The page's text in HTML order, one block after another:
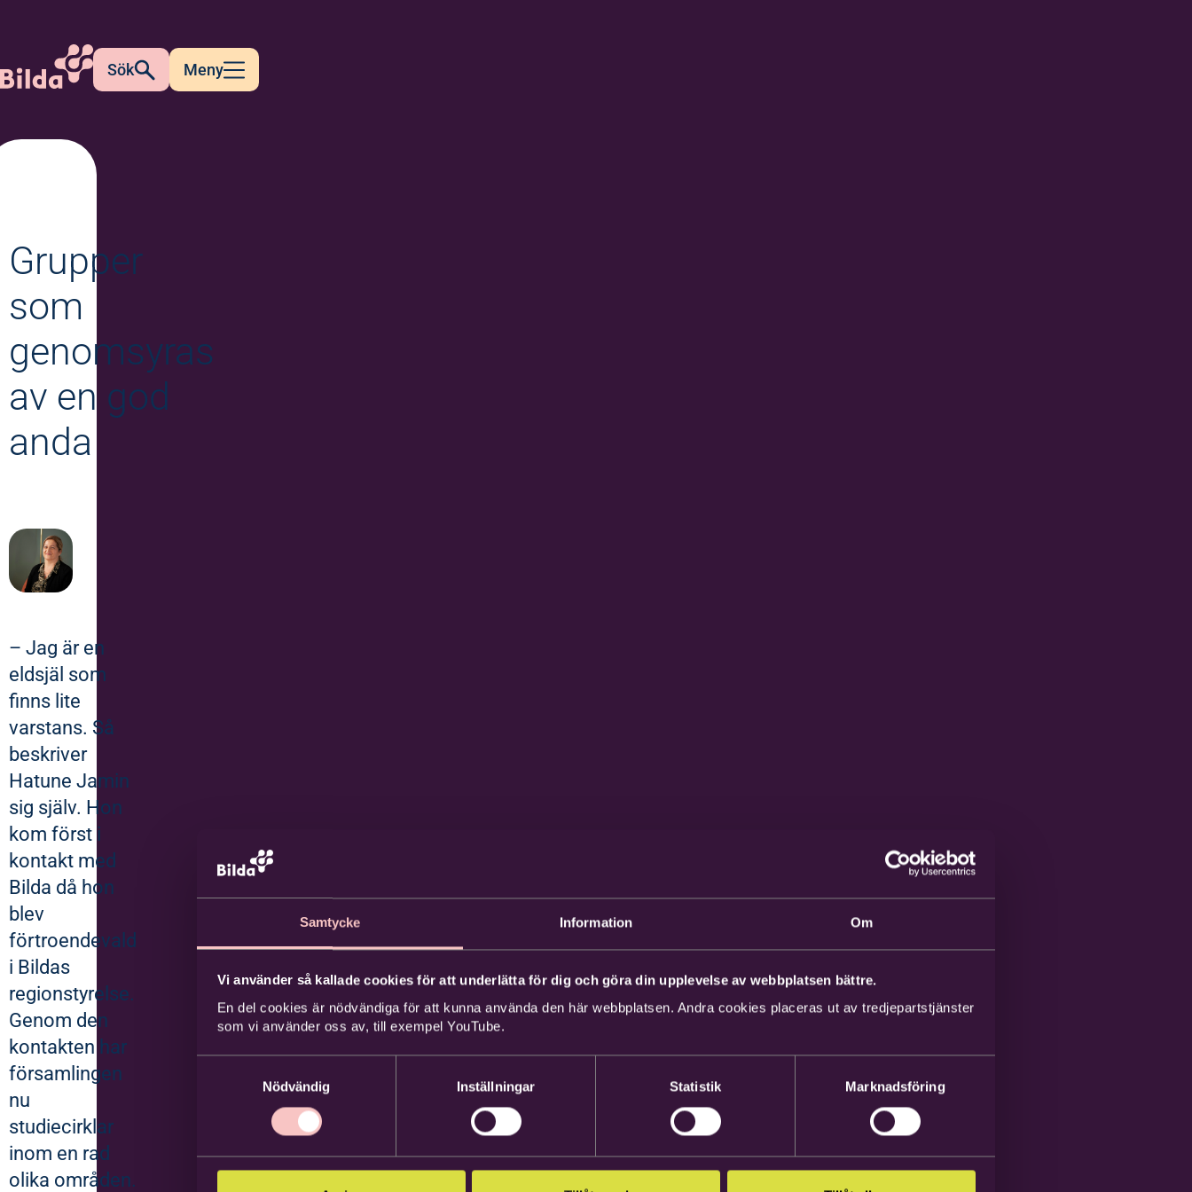
Samtycke Information Om
Vi använder så kallade cookies för att underlätta för dig och göra din upplevelse av webbplatsen bättre.
En del cookies är nödvändiga för att kunna använda den här webbplatsen. Andra cookies placeras ut av tredjepartstjänster
som vi använder oss av, till exempel YouTube.
Nödvändig
Inställningar Statistik Marknadsföring
Sök Meny
Grupper
som
genomsyras
av en god
anda
– Jag är en
eldsjäl som
finns lite
varstans. Så
beskriver
Hatune Jamin
sig själv. Hon
kom först i
kontakt med
Bilda då hon
blev
förtroendevald
i Bildas
regionstyrelse.
Genom den
kontakten har
församlingen
nu
studiecirklar
inom en rad
olika områden.